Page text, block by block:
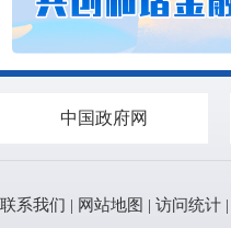
中国政府网
联系我们 | 网站地图 | 访问统计 |